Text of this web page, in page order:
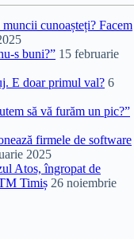
cunoașteți? Facem
s buni?” 15 februarie
E doar primul val? 6
să vă furăm un pic?”
firmele de software
2025
Atos, îngropat de
Timiș 26 noiembrie